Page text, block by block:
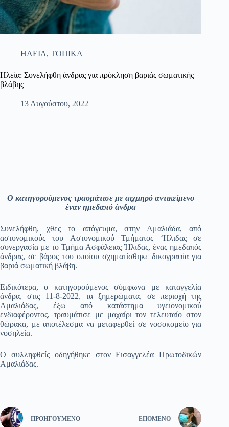
ΗΛΕΙΑ, ΤΟΠΙΚΑ
Ηλεία: Συνελήφθη άνδρας για πρόκληση βαριάς σωματικής
βλάβης
13 Αυγούστου, 2022
Ο κατηγορούμενος τραυμάτισε με αιχμηρό αντικείμενο
έναν ημεδαπό άνδρα
Συνελήφθη, χθες το απόγευμα, στην Αμαλιάδα, από
αστυνομικούς του Αστυνομικού Τμήματος ‘Ηλιδας σε
συνεργασία με το Τμήμα Ασφάλειας Ήλιδας, ένας ημεδαπός
άνδρας, σε βάρος του οποίου σχηματίσθηκε δικογραφία για
βαριά σωματική βλάβη.
Ειδικότερα, ο κατηγορούμενος σύμφωνα με καταγγελία
άνδρα, στις 11-8-2022, τα ξημερώματα, σε περιοχή της
Αμαλιάδας, έξω από κατάστημα υγειονομικού
ενδιαφέροντος, τραυμάτισε με μαχαίρι τον τελευταίο στον
θώρακα, με αποτέλεσμα να μεταφερθεί σε νοσοκομείο για
νοσηλεία.
Ο συλληφθείς οδηγήθηκε στον Εισαγγελέα Πρωτοδικών
Αμαλιάδας.
ΠΡΟΗΓΟΎΜΕΝΟ ΕΠΌΜΕΝΟ